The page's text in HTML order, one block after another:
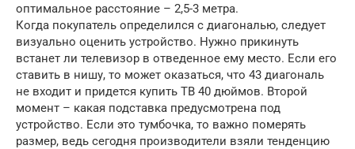
оптимальное расстояние – 2,5-3 метра.
Когда покупатель определился с диагональю, следует
визуально оценить устройство. Нужно прикинуть
встанет ли телевизор в отведенное ему место. Если его
ставить в нишу, то может оказаться, что 43 диагональ
не входит и придется купить ТВ 40 дюймов. Второй
момент – какая подставка предусмотрена под
устройство. Если это тумбочка, то важно померять
размер, ведь сегодня производители взяли тенденцию